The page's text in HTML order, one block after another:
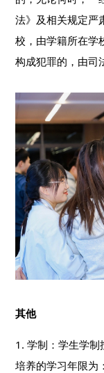
法》及相关规定严
校，由学籍所在学
构成犯罪的，由司
其他
1. 学制：学生学
培养的学习年限为